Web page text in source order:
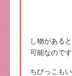
し物がある
可能なのです
ちびっこも